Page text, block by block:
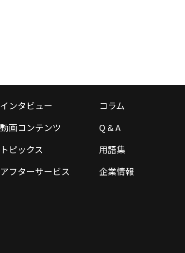
インタビュー
動画コンテンツ
トピックス
アフターサービス
コラム
Q & A
用語集
企業情報